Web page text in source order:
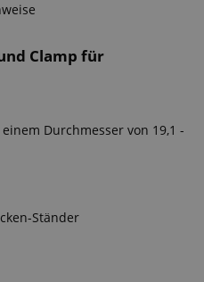
Clamp für
Durchmesser von 19,1 -
Ständer